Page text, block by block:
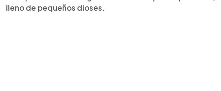
lleno de pequeños dioses.